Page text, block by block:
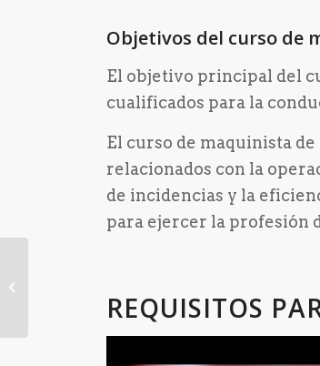
Objetivos del curso de
El objetivo principal del
cualificados para la
El curso de maquinista
relacionados con la
de incidencias y la
para ejercer la profesión
REQUISITOS
Mantenimiento.
Empleo Metro.